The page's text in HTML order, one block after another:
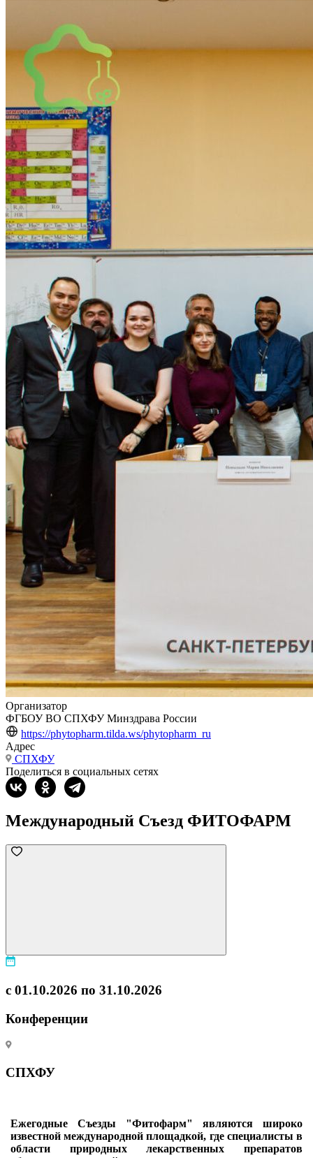
Организатор
ФГБОУ ВО СПХФУ Минздрава России
https://phytopharm.tilda.ws/phytopharm_ru
Адрес
СПХФУ
Поделиться в социальных сетях
Международный Съезд ФИТОФАРМ
с 01.10.2026 по 31.10.2026
Конференции
СПХФУ
Ежегодные Съезды "Фитофарм" являются широко
известной международной площадкой, где специалисты в
области природных лекарственных препаратов